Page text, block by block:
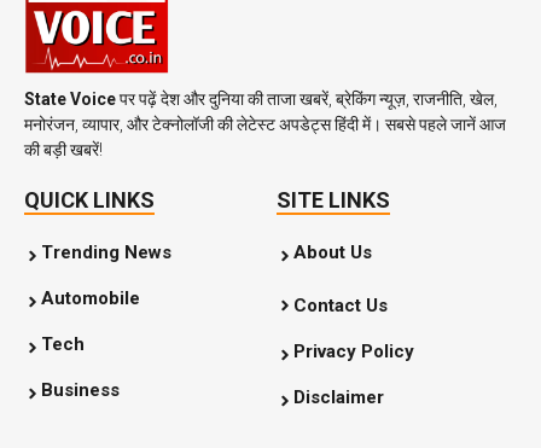
State Voiceपर पढ़ें देश और दुनिया की ताजा खबरें, ब्रेकिंग न्यूज़, राजनीति, खेल,
मनोरंजन, व्यापार, और टेक्नोलॉजी की लेटेस्ट अपडेट्स हिंदी में। सबसे पहले जानें आज
की बड़ी खबरें!
QUICK LINKS
Trending News
Automobile
Tech
Business
SITE LINKS
About Us
Contact Us
Privacy Policy
Disclaimer